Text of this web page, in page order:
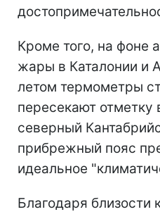
Кроме того, на фоне
жары в Каталонии и
летом термометры
пересекают отметку
северный
прибрежный пояс
идеальное
Благодаря близости